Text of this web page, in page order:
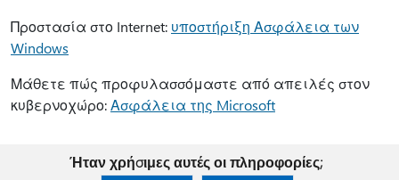
Προστασία στο Internet: υποστήριξη Ασφάλεια των
Windows
Μάθετε πώς προφυλασσόμαστε από απειλές στον
κυβερνοχώρο:Ασφάλεια της Microsoft
Ήταν χρήσιμες αυτές οι πληροφορίες;